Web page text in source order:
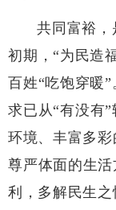
共同富裕，
初期，“为民造
百姓“吃饱穿暖
求已从“有没有
环境、丰富多彩
尊严体面的生
利，多解民生